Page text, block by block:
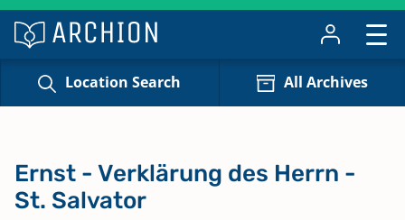
Location Search All Archives
Ernst - Verklärung des Herrn -
St. Salvator